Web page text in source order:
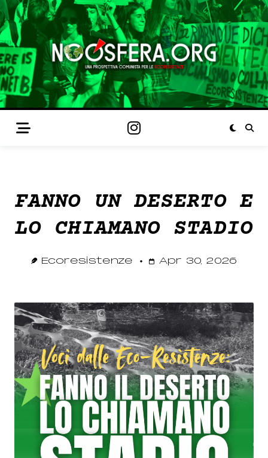
FANNO UN DESERTO E
LO CHIAMANO STADIO
Ecoresistenze Apr 30, 2026